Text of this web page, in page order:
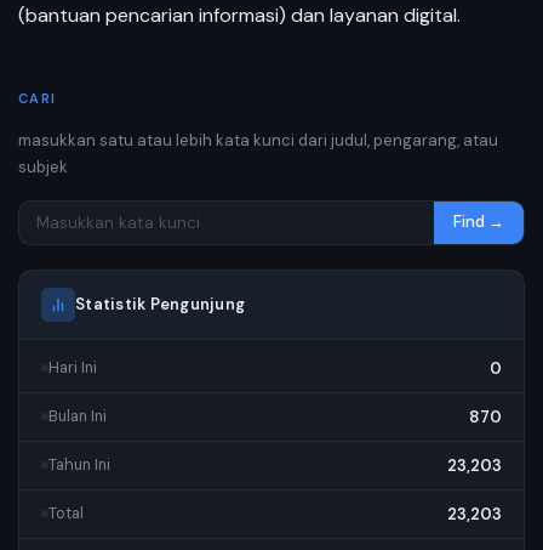
(bantuan pencarian informasi) dan layanan digital.
CARI
masukkan satu atau lebih kata kunci dari judul, pengarang, atau
subjek
Find →
Statistik Pengunjung
Hari Ini 0
Bulan Ini 870
Tahun Ini 23,203
Total 23,203